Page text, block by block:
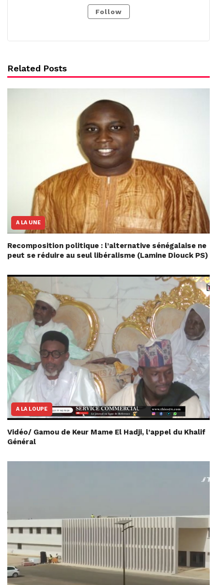
Follow
Related Posts
A LA UNE
Recomposition politique : l’alternative sénégalaise ne
peut se réduire au seul libéralisme (Lamine Diouck PS)
A LA LOUPE
Vidéo/ Gamou de Keur Mame El Hadji, l’appel du Khalif
Général